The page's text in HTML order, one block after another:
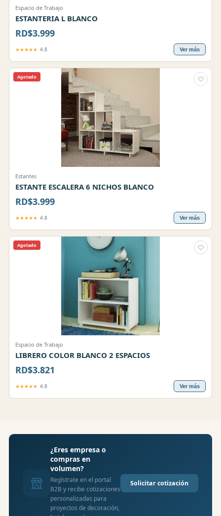
Espacio de Trabajo
ESTANTERIA L BLANCO
RD$3.999
★★★★★ 4.8 Ver más
Agotado
Estantes
ESTANTE ESCALERA 6 NICHOS BLANCO
RD$3.999
★★★★★ 4.8 Ver más
Agotado
Espacio de Trabajo
LIBRERO COLOR BLANCO 2 ESPACIOS
RD$3.821
★★★★★ 4.8 Ver más
¿Eres empresa o
compras en
volumen?
Regístrate en el portal
B2B y recibe cotizaciones
personalizadas para
proyectos de decoración,
Solicitar cotización